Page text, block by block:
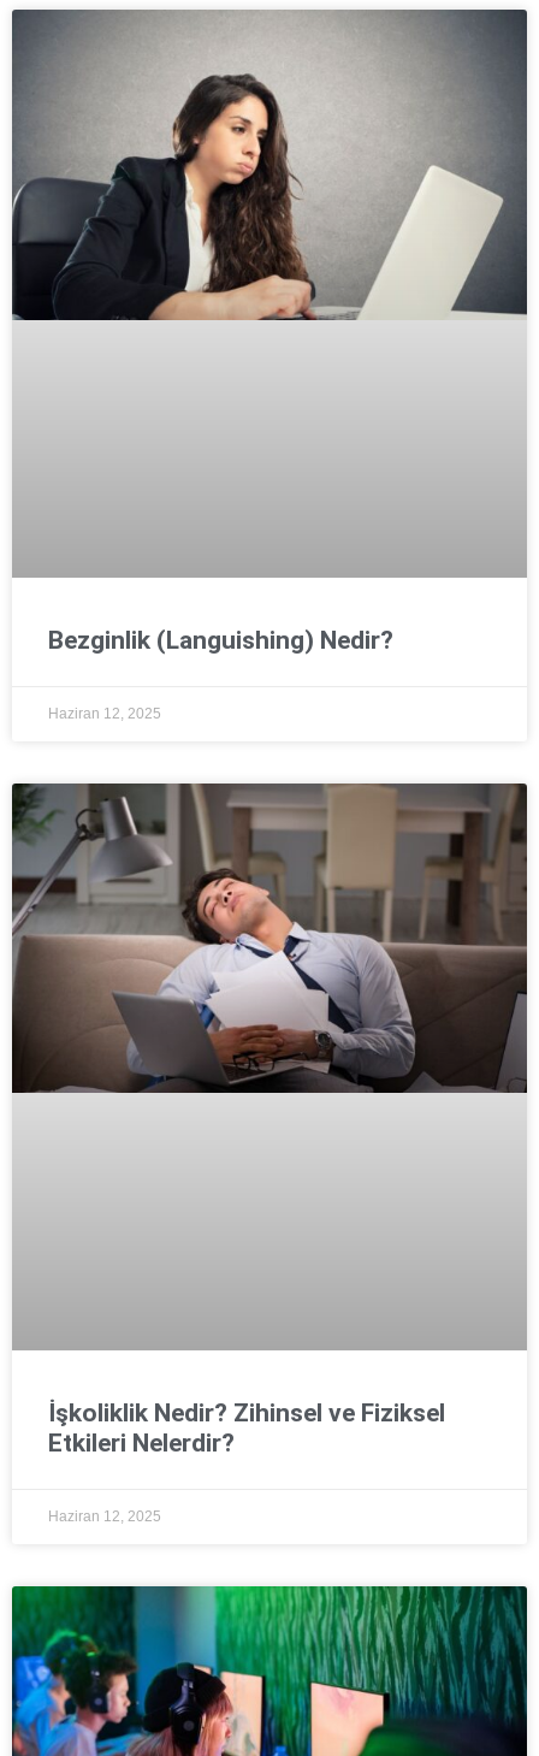
Bezginlik (Languishing) Nedir?
Haziran 12, 2025
İşkoliklik Nedir? Zihinsel ve Fiziksel
Etkileri Nelerdir?
Haziran 12, 2025